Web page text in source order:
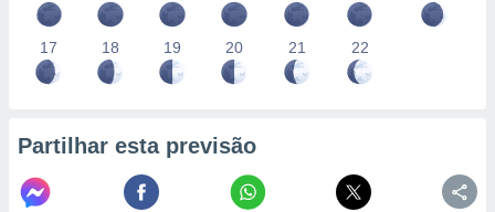
17 18 19 20 21 22
Partilhar esta previsão